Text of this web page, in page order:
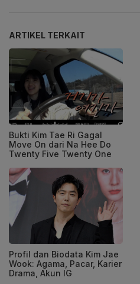
ARTIKEL TERKAIT
Bukti Kim Tae Ri Gagal
Move On dari Na Hee Do
Twenty Five Twenty One
Profil dan Biodata Kim Jae
Wook: Agama, Pacar, Karier
Drama, Akun IG